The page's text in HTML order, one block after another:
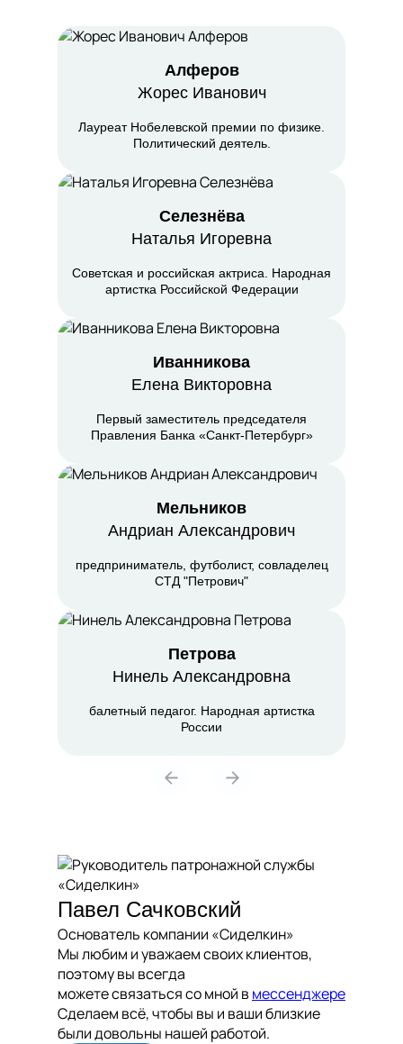
Алферов
Жорес Иванович
Лауреат Нобелевской премии по физике.
Политический деятель.
Селезнёва
Наталья Игоревна
Cоветская и российская актриса. Народная
артистка Российской Федерации
Иванникова
Елена Викторовна
Первый заместитель председателя
Правления Банка «Санкт-Петербург»
Мельников
Андриан Александрович
предприниматель, футболист, совладелец
СТД "Петрович"
Петрова
Нинель Александровна
балетный педагог. Народная артистка
России
Павел Сачковский
Основатель компании «Сиделкин»
Мы любим и уважаем своих клиентов,
поэтому вы всегда
можете связаться со мной в мессенджере
Сделаем всё, чтобы вы и ваши близкие
были довольны нашей работой.